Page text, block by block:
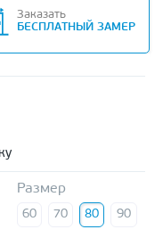
Заказать
БЕСПЛАТНЫЙ ЗАМЕР
Размер
60 70 80 90